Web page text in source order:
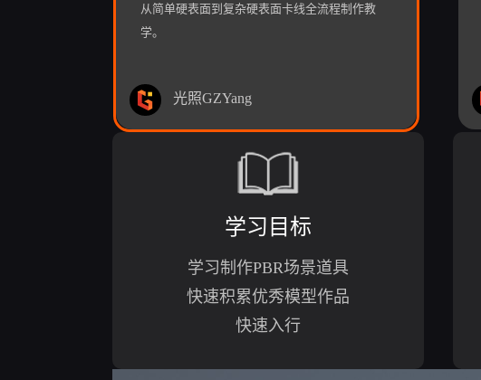
从简单硬表面到复杂硬表面卡线全流程制作教
学。
光照GZYang
学习目标
学习制作PBR场景道具
快速积累优秀模型作品
快速入行